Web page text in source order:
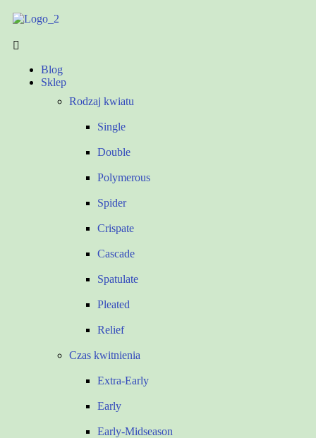
Blog
Sklep
Rodzaj kwiatu
Single
Double
Polymerous
Spider
Crispate
Cascade
Spatulate
Pleated
Relief
Czas kwitnienia
Extra-Early
Early
Early-Midseason